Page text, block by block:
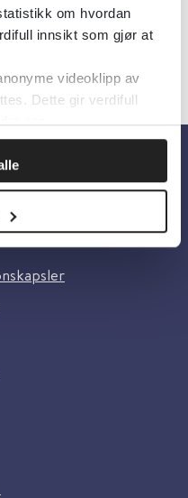
om hvordan
innsikt som gjør at
videoklipp av
Dette gir verdifull
oss.